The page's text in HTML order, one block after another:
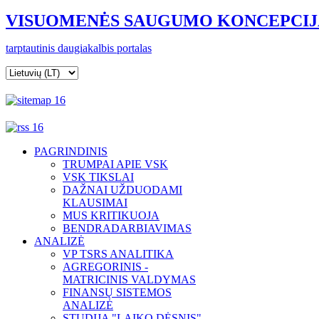
VISUOMENĖS SAUGUMO
tarptautinis daugiakalbis portalas
PAGRINDINIS
TRUMPAI APIE VSK
VSK TIKSLAI
DAŽNAI UŽDUODAMI
KLAUSIMAI
MUS KRITIKUOJA
BENDRADARBIAVIMAS
ANALIZĖ
VP TSRS ANALITIKA
AGREGORINIS -
MATRICINIS VALDYMAS
FINANSŲ SISTEMOS
ANALIZĖ